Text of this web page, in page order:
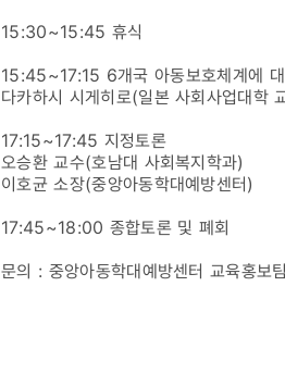
15:30~15:45 휴식
15:45~17:15 6개국 아동보호체계에
다카하시 시게히로(일본 사회사업대학
17:15~17:45 지정토론
오승환 교수(호남대 사회복지학과)
이호균 소장(중앙아동학대예방센터)
17:45~18:00 종합토론 및 폐회
문의 : 중앙아동학대예방센터 교육홍